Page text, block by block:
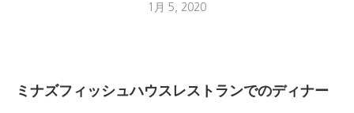
1月 5, 2020
ミナズフィッシュハウスレストランでのディナー